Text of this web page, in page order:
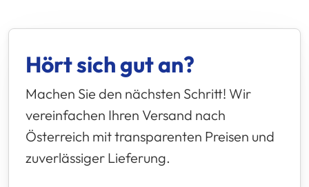
Hört sich gut an?
Machen Sie den nächsten Schritt! Wir
vereinfachen Ihren Versand nach
Österreich mit transparenten Preisen und
zuverlässiger Lieferung.